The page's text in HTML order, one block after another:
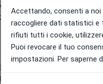
207 recensioni
Mappa
Accettando, consenti a
raccogliere dati statistici e
rifiuti tutti i cookie,
Puoi revocare il tuo
impostazioni. Per saperne